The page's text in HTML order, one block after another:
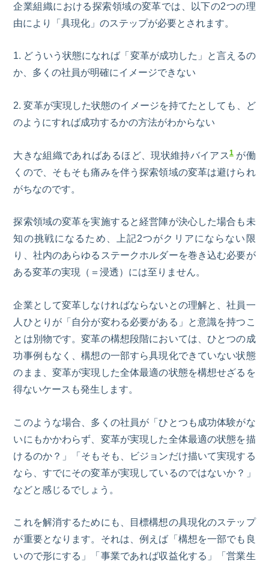
企業組織における探索領域の変革では、以下の2つの理
由により「具現化」のステップが必要とされます。
1. どういう状態になれば「変革が成功した」と言えるの
か、多くの社員が明確にイメージできない
2. 変革が実現した状態のイメージを持てたとしても、ど
のようにすれば成功するかの方法がわからない
大きな組織であればあるほど、現状維持バイアス1 が働
くので、そもそも痛みを伴う探索領域の変革は避けられ
がちなのです。
探索領域の変革を実施すると経営陣が決心した場合も未
知の挑戦になるため、上記2つがクリアにならない限
り、 社内のあらゆるステークホルダーを巻き込む必要が
ある変革の実現（＝浸透）には至りません。
企業として変革しなければならないとの理解と、社員一
人ひとりが「自分が変わる必要がある」と意識を持つこ
とは別物です。変革の構想段階においては、ひとつの成
功事例もなく、構想の一部すら具現化できていない状態
のまま、変革が実現した全体最適の状態を構想せざるを
得ないケースも発生します。
このような場合、多くの社員が「ひとつも成功体験がな
いにもかかわらず、変革が実現した全体最適の状態を描
けるのか？」「そもそも、ビジョンだけ描いて実現する
なら、すでにその変革が実現しているのではないか？」
などと感じるでしょう。
これを解消するためにも、目標構想の具現化のステップ
が重要となります。それは、例えば「構想を一部でも良
いので形にする」「事業であれば収益化する」「営業生